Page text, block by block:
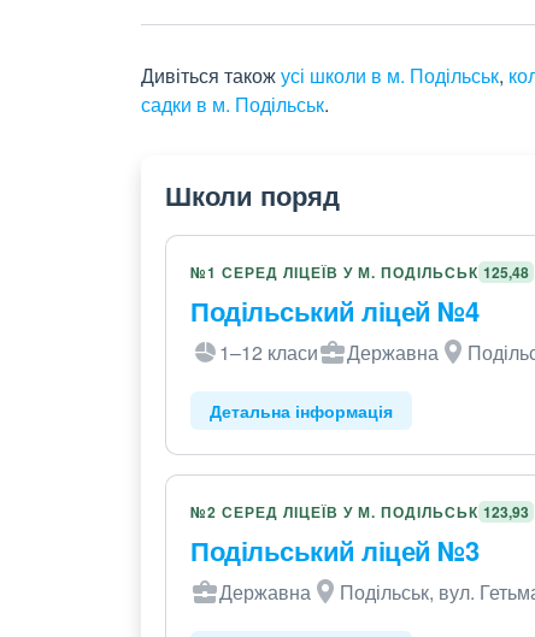
Дивіться такожусі школи в м. Подільськ,
садки в м. Подільськ.
Школи поряд
№1 СЕРЕД ЛІЦЕЇВ У М. ПОДІЛЬСЬК 125,48
Подільський ліцей №4
1–12 класи Державна
Детальна інформація
№2 СЕРЕД ЛІЦЕЇВ У М. ПОДІЛЬСЬК 123,93
Подільський ліцей №3
Державна Подільськ, вул.